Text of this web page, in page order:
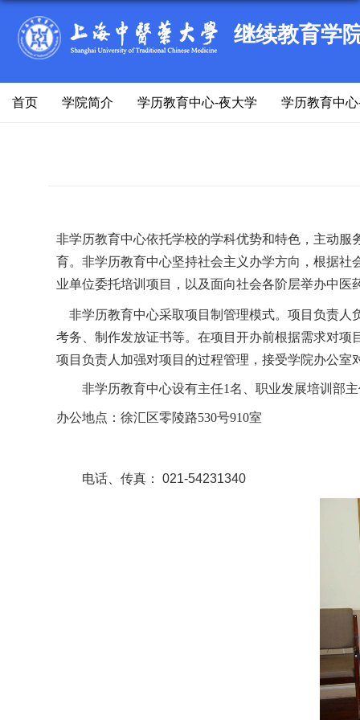
继续教育学
首页 学院简介 学历教育中心-夜大学 学历教育中
非学历教育中心依托学校的学科优势和特色，主动
育。非学历教育中心坚持社会主义办学方向，根据
业单位委托培训项目，以及面向社会各阶层举办中
非学历教育中心采取项目制管理模式。项目负责人
考务、制作发放证书等。在项目开办前根据需求对
项目负责人加强对项目的过程管理，接受学院办公室
非学历教育中心设有主任1名、职业发展培训部
办公地点： 徐汇区零陵路530号910室
电话、传真： 021-54231340